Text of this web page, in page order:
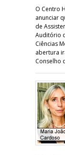
O Centro
anunciar
de
Auditório
Ciências
abertura
Conselho